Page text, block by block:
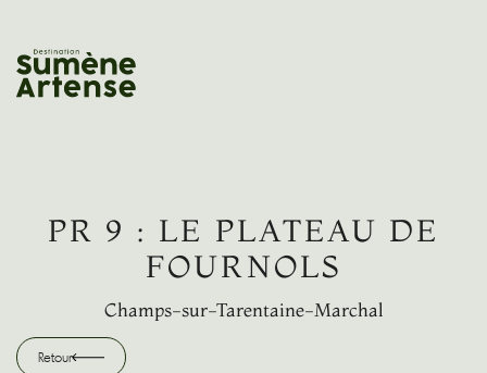
Retour
RECHERCHE
PR 9 : LE PLATEAU DE
FOURNOLS
Champs-sur-Tarentaine-Marchal
Retour